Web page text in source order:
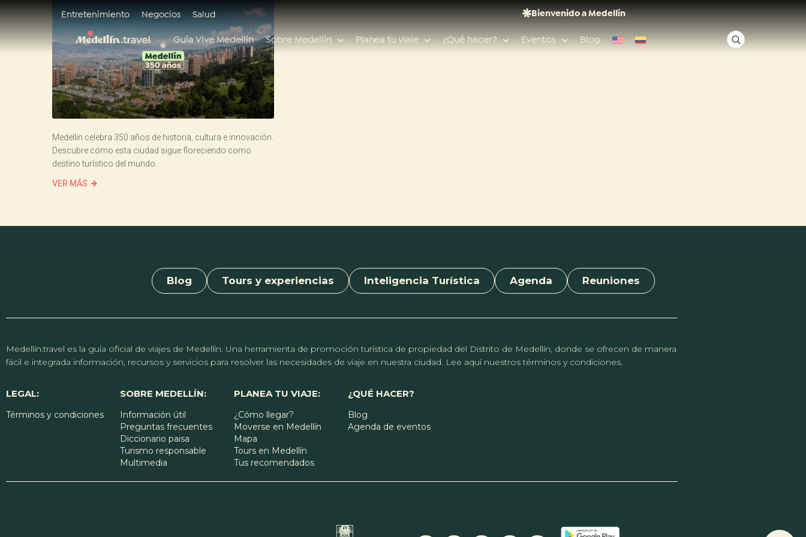
Entretenimiento Negocios Salud Bienvenido a Medellín
Guía Vive Medellín Sobre Medellín Planea tu viaje ¿Qué hacer? Eventos Blog
Medellín celebra 350 años de historia, cultura e innovación.
Descubre cómo esta ciudad sigue floreciendo como
destino turístico del mundo.
VER MÁS
Blog Tours y experiencias Inteligencia Turística Agenda Reuniones
Medellín.travel es la guía oficial de viajes de Medellín. Una herramienta de promoción turística de propiedad del Distrito de Medellín, donde se ofrecen de manera
fácil e integrada información, recursos y servicios para resolver las necesidades de viaje en nuestra ciudad. Lee aquí nuestros términos y condiciones.
LEGAL:
Términos y condiciones
SOBRE MEDELLÍN:
Información útil
Preguntas frecuentes
Diccionario paisa
Turismo responsable
Multimedia
PLANEA TU VIAJE:
¿Cómo llegar?
Moverse en Medellín
Mapa
Tours en Medellín
Tus recomendados
¿QUÉ HACER?
Blog
Agenda de eventos